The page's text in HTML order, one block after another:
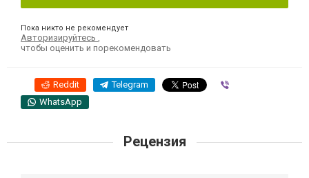
Пока никто не рекомендует
Авторизируйтесь
чтобы оценить и порекомендовать
Reddit Telegram
WhatsApp
Рецензия